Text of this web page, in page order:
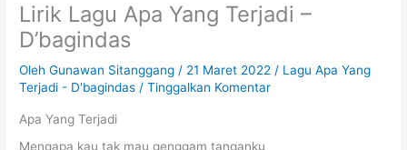
Lirik Lagu Apa Yang Terjadi –
D’bagindas
OlehGunawan Sitanggang / 21 Maret 2022 / Lagu Apa Yang
Terjadi - D'bagindas /Tinggalkan Komentar
Apa Yang Terjadi
Mengapa kau tak mau genggam tanganku